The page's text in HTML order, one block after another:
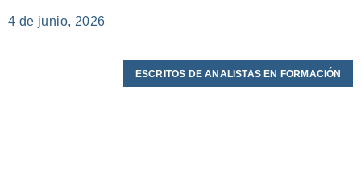
4 de junio, 2026
ESCRITOS DE ANALISTAS EN FORMACIÓN